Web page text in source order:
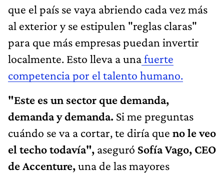
que el país se vaya abriendo cada vez más
al exterior y se estipulen "reglas claras"
para que más empresas puedan invertir
localmente. Esto lleva a unafuerte
competencia por el talento humano.
"Este es un sector que demanda,
demanda y demanda. Si me preguntas
cuándo se va a cortar, te diría que no le veo
el techo todavía", aseguró Sofía Vago, CEO
de Accenture,una de las mayores